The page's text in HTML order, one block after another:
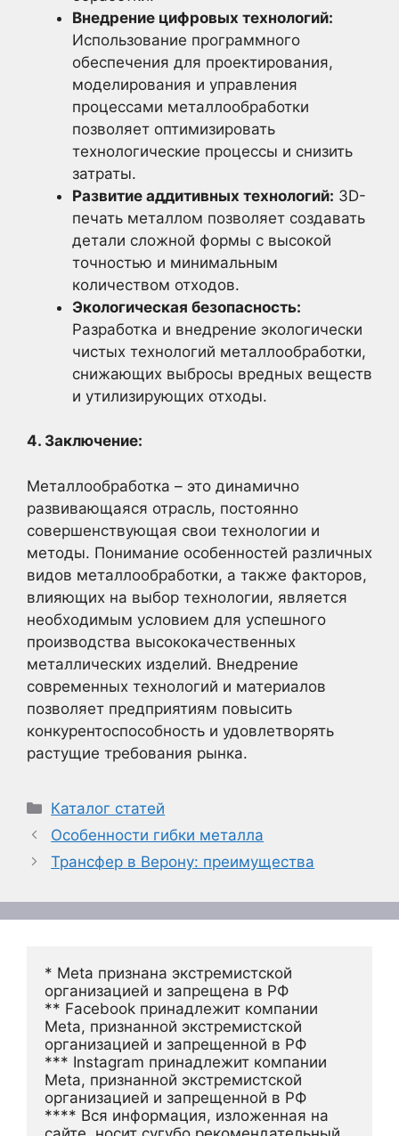
Внедрение цифровых технологий:
Использование программного
обеспечения для проектирования,
моделирования и управления
процессами металлообработки
позволяет оптимизировать
технологические процессы и снизить
затраты.
Развитие аддитивных технологий: 3D-
печать металлом позволяет создавать
детали сложной формы с высокой
точностью и минимальным
количеством отходов.
Экологическая безопасность:
Разработка и внедрение экологически
чистых технологий металлообработки,
снижающих выбросы вредных веществ
и утилизирующих отходы.
4. Заключение:
Металлообработка – это динамично
развивающаяся отрасль, постоянно
совершенствующая свои технологии и
методы. Понимание особенностей различных
видов металлообработки, а также факторов,
влияющих на выбор технологии, является
необходимым условием для успешного
производства высококачественных
металлических изделий. Внедрение
современных технологий и материалов
позволяет предприятиям повысить
конкурентоспособность и удовлетворять
растущие требования рынка.
Рубрики
Каталог статей
Особенности гибки металла
Трансфер в Верону: преимущества
* Meta признана экстремистской
организацией и запрещена в РФ
** Facebook принадлежит компании
Meta, признанной экстремистской
организацией и запрещенной в РФ
*** Instagram принадлежит компании
Meta, признанной экстремистской
организацией и запрещенной в РФ
**** Вся информация, изложенная на